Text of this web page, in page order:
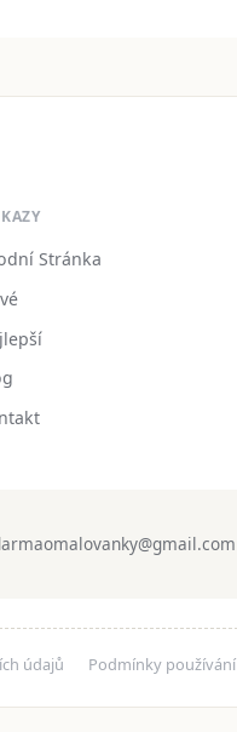
Stránka
údajů Podmínky používání